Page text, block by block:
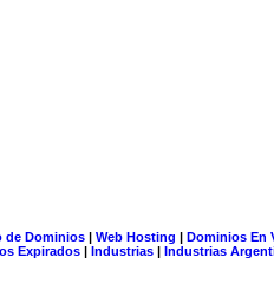
de Dominios| Web Hosting | Dominios En
Expirados | Industrias | Industrias